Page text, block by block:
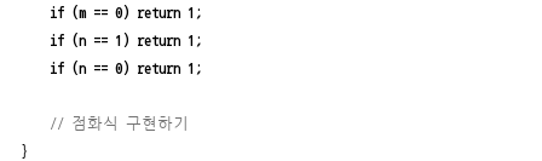
   if (m == 0) return 1;
    if (n == 1) return 1;
    if (n == 0) return 1;
// 점화식 구현하기
}